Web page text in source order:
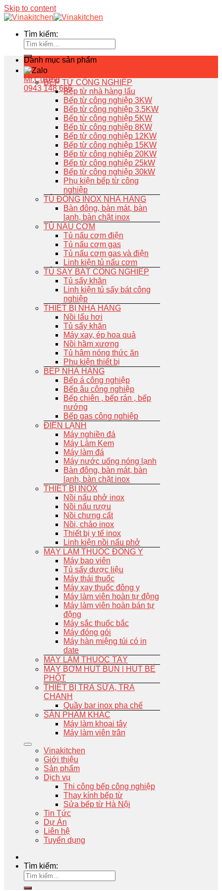
Skip to content
Tìm kiếm:
Mr.Cường
0943 148 666
Danh mục sản phẩm
BẾP TỪ CÔNG NGHIỆP
Bếp từ nhà hàng lẩu
Bếp từ công nghiệp 3KW
Bếp từ công nghiệp 3.5KW
Bếp từ công nghiệp 5KW
Bếp từ công nghiệp 8KW
Bếp từ công nghiệp 12KW
Bếp từ công nghiệp 15KW
Bếp từ công nghiệp 20KW
Bếp từ công nghiệp 25kW
Bếp từ công nghiệp 30kW
Phụ kiện bếp từ công
nghiệp
TỦ ĐÔNG INOX NHÀ HÀNG
Bàn đông, bàn mát, bàn
lạnh, bàn chặt inox
TỦ NẤU CƠM
Tủ nấu cơm điện
Tủ nấu cơm gas
Tủ nấu cơm gas và điện
Linh kiện tủ nấu cơm
TỦ SẤY BÁT CÔNG NGHIỆP
Tủ sấy khăn
Linh kiện tủ sấy bát công
nghiệp
THIẾT BỊ NHÀ HÀNG
Nồi lẩu hơi
Tủ sấy khăn
Máy xay, ép hoa quả
Nồi hầm xương
Tủ hâm nóng thức ăn
Phụ kiện thiết bị
BẾP NHÀ HÀNG
Bếp á công nghiệp
Bếp âu công nghiệp
Bếp chiên , bếp rán , bếp
nướng
Bếp gas công nghiệp
ĐIỆN LẠNH
Máy nghiền đá
Máy Làm Kem
Máy làm đá
Máy nước uống nóng lạnh
Bàn đông, bàn mát, bàn
lạnh, bàn chặt inox
THIẾT BỊ INOX
Nồi nấu phở inox
Nồi nấu rượu
Nồi chưng cất
Nồi, chảo inox
Thiết bị y tế inox
Linh kiện nồi nấu phở
MÁY LÀM THUỐC ĐÔNG Y
Máy bao viên
Tủ sấy dược liệu
Máy thái thuốc
Máy xay thuốc đông y
Máy làm viên hoàn tự động
Máy làm viên hoàn bán tự
động
Máy sắc thuốc bắc
Máy đóng gói
Máy hàn miệng túi có in
date
MÁY LÀM THUỐC TÂY
MÁY BƠM HÚT BÙN | HÚT BỂ
PHỐT
THIẾT BỊ TRÀ SỮA, TRÀ
CHANH
Quầy bar inox pha chế
SẢN PHẨM KHÁC
Máy làm khoai tây
Máy làm viên trân
Vinakitchen
Giới thiệu
Sản phẩm
Dịch vụ
Thi công bếp công nghiệp
Thay kính bếp từ
Sửa bếp từ Hà Nội
Tin Tức
Dự Án
Liên hệ
Tuyển dụng
Tìm kiếm: